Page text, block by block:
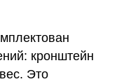
кронштейн
Это